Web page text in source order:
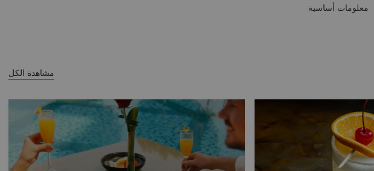
معلومات أساسية
مشاهدة الكل